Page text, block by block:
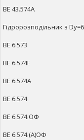
ВЕ 43.574А
Гідророзподільник з
ВЕ 6.573
ВЕ 6.574Е
ВЕ 6.574А
ВЕ 6.574
ВЕ 6.574.ОФ
ВЕ 6.574.(А)ОФ